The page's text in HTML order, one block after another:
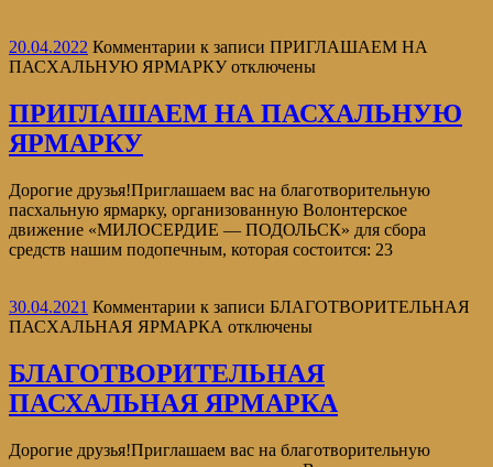
20.04.2022 Комментарии к записи ПРИГЛАШАЕМ НА
ПАСХАЛЬНУЮ ЯРМАРКУотключены
ПРИГЛАШАЕМ НА ПАСХАЛЬНУЮ
ЯРМАРКУ
Дорогие друзья!Приглашаем вас на благотворительную
пасхальную ярмарку, организованную Волонтерское
движение «МИЛОСЕРДИЕ — ПОДОЛЬСК» для сбора
средств нашим подопечным, которая состоится: 23
30.04.2021 Комментарии к записи БЛАГОТВОРИТЕЛЬНАЯ
ПАСХАЛЬНАЯ ЯРМАРКА отключены
БЛАГОТВОРИТЕЛЬНАЯ
ПАСХАЛЬНАЯ ЯРМАРКА
Дорогие друзья!Приглашаем вас на благотворительную